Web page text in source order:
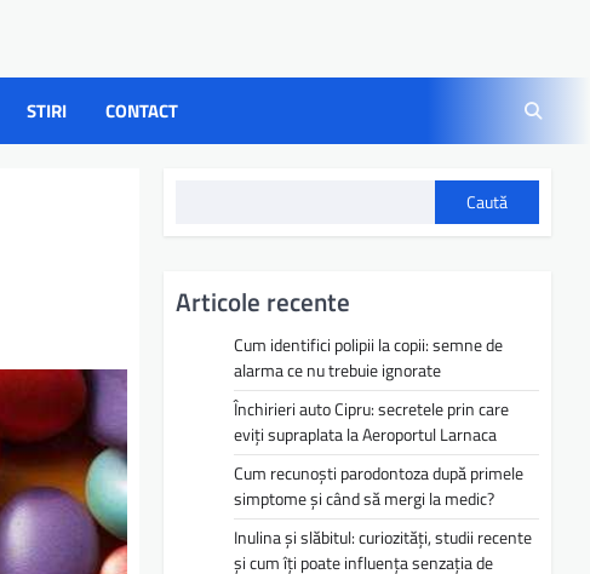
STIRI CONTACT
Caută
Articole recente
Cum identifici polipii la copii: semne de
alarma ce nu trebuie ignorate
Închirieri auto Cipru: secretele prin care
eviți supraplata la Aeroportul Larnaca
Cum recunoști parodontoza după primele
simptome și când să mergi la medic?
Inulina și slăbitul: curiozități, studii recente
și cum îți poate influența senzația de